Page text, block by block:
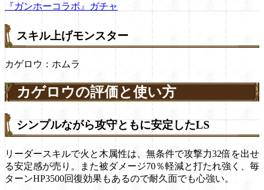
『ガンホーコラボ』ガチャ
スキル上げモンスター
カゲロウ：ホムラ
カゲロウの評価と使い方
シンプルながら攻守ともに安定したLS
リーダースキルで火と木属性は、無条件で攻撃力32倍を出せ
る安定感が売り。また被ダメージ70％軽減と打たれ強く、毎
ターンHP3500回復効果もあるので耐久面でも心強い。